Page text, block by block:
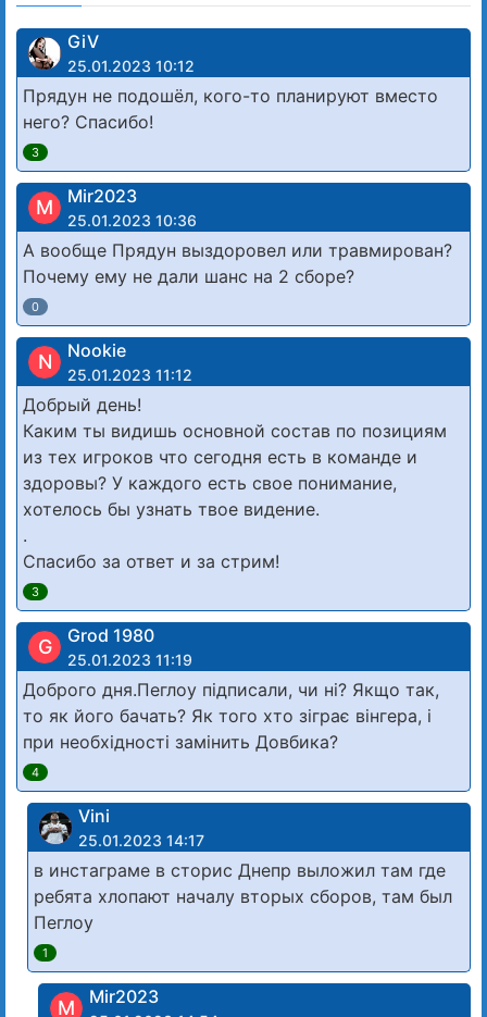
GiV
25.01.2023 10:12
Прядун не подошёл, кого-то планируют вместо
него? Спасибо!
3
M Mir2023
25.01.2023 10:36
А вообще Прядун выздоровел или травмирован?
Почему ему не дали шанс на 2 сборе?
0
N Nookie
25.01.2023 11:12
Добрый день!
Каким ты видишь основной состав по позициям
из тех игроков что сегодня есть в команде и
здоровы? У каждого есть свое понимание,
хотелось бы узнать твое видение.
.
Спасибо за ответ и за стрим!
3
G Grod 1980
25.01.2023 11:19
Доброго дня.Пеглоу підписали, чи ні? Якщо так,
то як його бачать? Як того хто зіграє вінгера, і
при необхідності замінить Довбика?
4
Vini
25.01.2023 14:17
в инстаграме в сторис Днепр выложил там где
ребята хлопают началу вторых сборов, там был
Пеглоу
1
M Mir2023